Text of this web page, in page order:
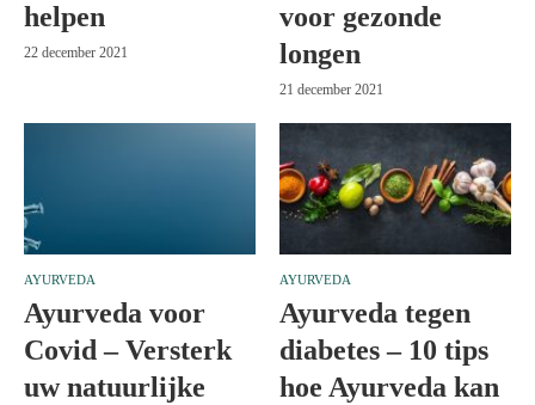
helpen
22 december 2021
voor gezonde
longen
21 december 2021
AYURVEDA
Ayurveda voor
Covid – Versterk
uw natuurlijke
AYURVEDA
Ayurveda tegen
diabetes – 10 tips
hoe Ayurveda kan